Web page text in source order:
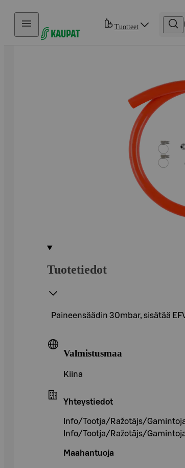
Hyppää sisältöön
Tuotteet
Tuotetiedot
Paineensäädin 30mbar, sisätää
Valmistusmaa
Kiina
Yhteystiedot
Info/Tootja/Ražotājs/
Info/Tootja/Ražotājs/
Maahantuoja